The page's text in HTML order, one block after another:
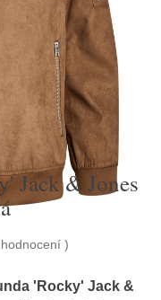
Jack & Jones
hodnocení )
'Rocky' Jack &